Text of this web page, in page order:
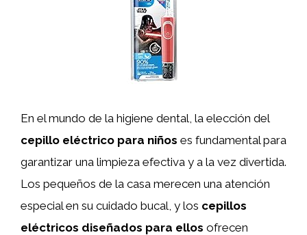
En el mundo de la higiene dental, la elección del
cepillo eléctrico para niños es fundamental para
garantizar una limpieza efectiva y a la vez divertida.
Los pequeños de la casa merecen una atención
especial en su cuidado bucal, y los cepillos
eléctricos diseñados para ellos ofrecen